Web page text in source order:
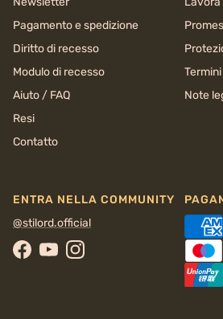
Pagamento e spedizione
Diritto di recesso
Modulo di recesso
Aiuto / FAQ
Resi
Contatto
Note
ENTRA NELLA COMMUNITY
@stilord.official
Facebook
YouTubeInstagram